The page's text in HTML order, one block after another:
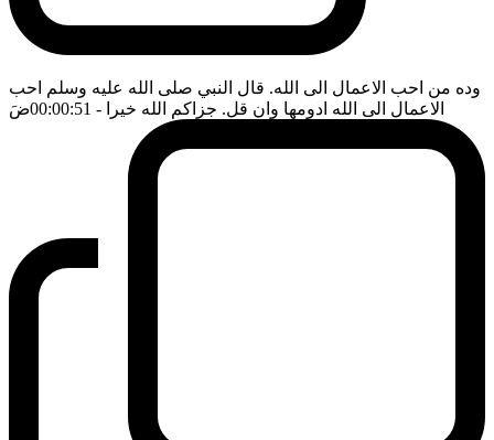
وده من احب الاعمال الى الله. قال النبي صلى الله عليه وسلم احب
الاعمال الى الله ادومها وان قل. جزاكم الله خيرا - 00:00:51 ضَ